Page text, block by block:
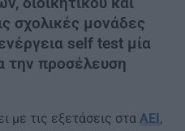
σχολικές μονάδες
self test μία
την προσέλευση
με τις εξετάσεις στα ΑΕΙ ,